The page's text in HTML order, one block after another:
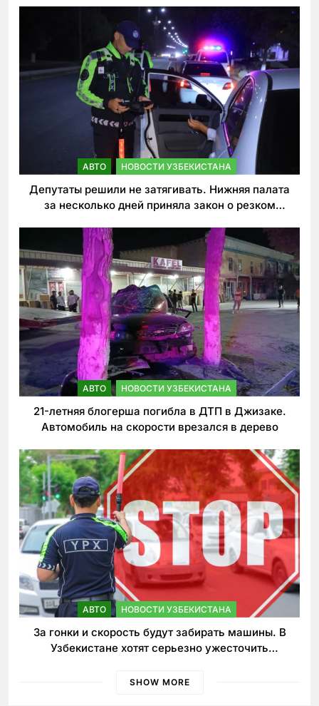
АВТО НОВОСТИ УЗБЕКИСТАНА
Депутаты решили не затягивать. Нижняя палата
за несколько дней приняла закон о резком
АВТО НОВОСТИ УЗБЕКИСТАНА
21-летняя блогерша погибла в ДТП в Джизаке.
Автомобиль на скорости врезался в дерево
АВТО НОВОСТИ УЗБЕКИСТАНА
За гонки и скорость будут забирать машины. В
Узбекистане хотят серьезно ужесточить
SHOW MORE